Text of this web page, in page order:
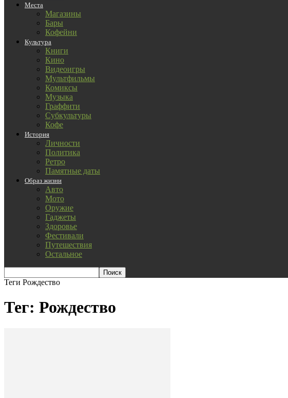
Места
Магазины
Бары
Кофейни
Культура
Книги
Кино
Видеоигры
Мультфильмы
Комиксы
Музыка
Граффити
Субкультуры
Кофе
История
Личности
Политика
Ретро
Памятные даты
Образ жизни
Авто
Мото
Оружие
Гаджеты
Здоровье
Фестивали
Путешествия
Остальное
Теги Рождество
Тег: Рождество